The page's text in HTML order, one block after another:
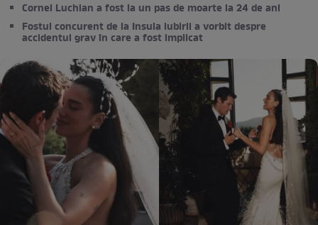
Cornel Luchian a fost la un pas de moarte la 24 de ani
Fostul concurent de la Insula iubirii a vorbit despre
accidentul grav în care a fost implicat